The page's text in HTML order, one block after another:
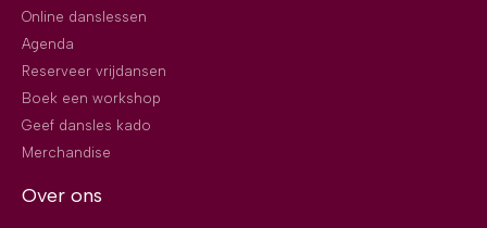
Online danslessen
Agenda
Reserveer vrijdansen
Boek een workshop
Geef dansles kado
Merchandise
Over ons